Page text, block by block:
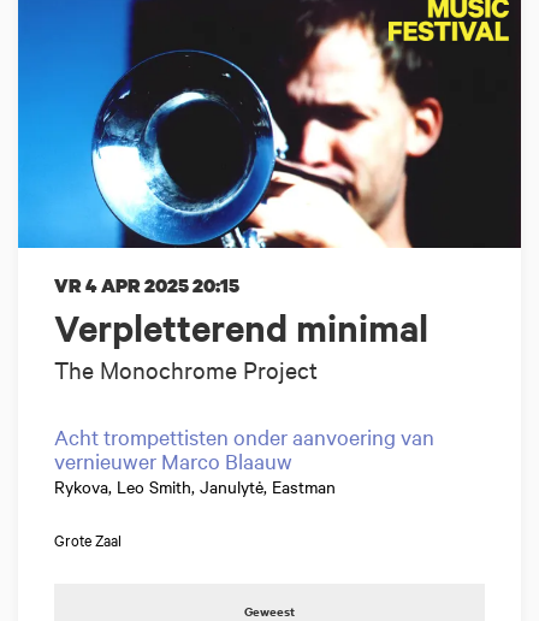
Verpletterend minimal
The Monochrome Project
VR 4 APR 202520:15
Acht trompettisten onder aanvoering van
vernieuwer Marco Blaauw
Rykova, Leo Smith, Janulytė, Eastman
Grote Zaal
Geweest